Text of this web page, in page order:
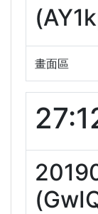
畫面區